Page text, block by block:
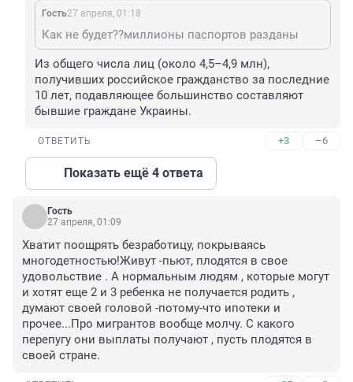
Гость27 апреля, 01:18
Как не будет??миллионы паспортов разданы
Из общего числа лиц (около 4,5–4,9 млн),
получивших российское гражданство за последние
10 лет, подавляющее большинство составляют
бывшие граждане Украины.
ОТВЕТИТЬ +3 –6
Показать ещё 4 ответа
Гость
27 апреля, 01:09
Хватит поощрять безработицу, покрываясь
многодетностью!Живут -пьют, плодятся в свое
удовольствие . А нормальным людям , которые могут
и хотят еще 2 и 3 ребенка не получается родить ,
думают своей головой -потому-что ипотеки и
прочее...Про мигрантов вообще молчу. С какого
перепугу они выплаты получают , пусть плодятся в
своей стране.